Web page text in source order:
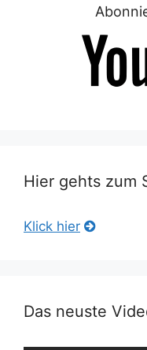
Hier gehts zum
Klick hier
Das neuste